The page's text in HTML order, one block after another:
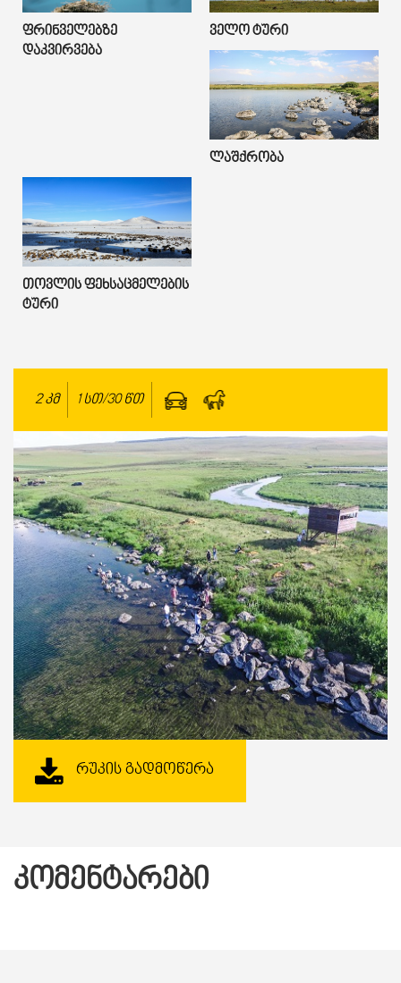
Ფრინველებზე
Დაკვირვება
Ველო Ტური
Ლაშქრობა
Თოვლის Ფეხსაცმელების
Ტური
2 კმ 1 სთ/30 წთ
ᲠᲣᲙᲘᲡ ᲒᲐᲓᲛᲝᲬᲔᲠᲐ
ᲙᲝᲛᲔᲜᲢᲐᲠᲔᲑᲘ